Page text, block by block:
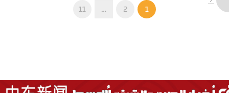
1
2
…
11